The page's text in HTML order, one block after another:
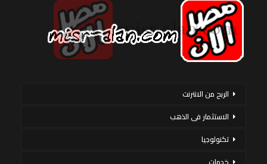
الربح من الانترنت
الاستثمار فى الذهب
تكنولوجيا